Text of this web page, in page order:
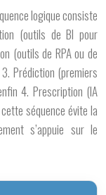
logique consiste
(outils de BI pour
(outils de RPA ou de
Prédiction (premiers
4. Prescription (IA
séquence évite la
s’appuie sur le